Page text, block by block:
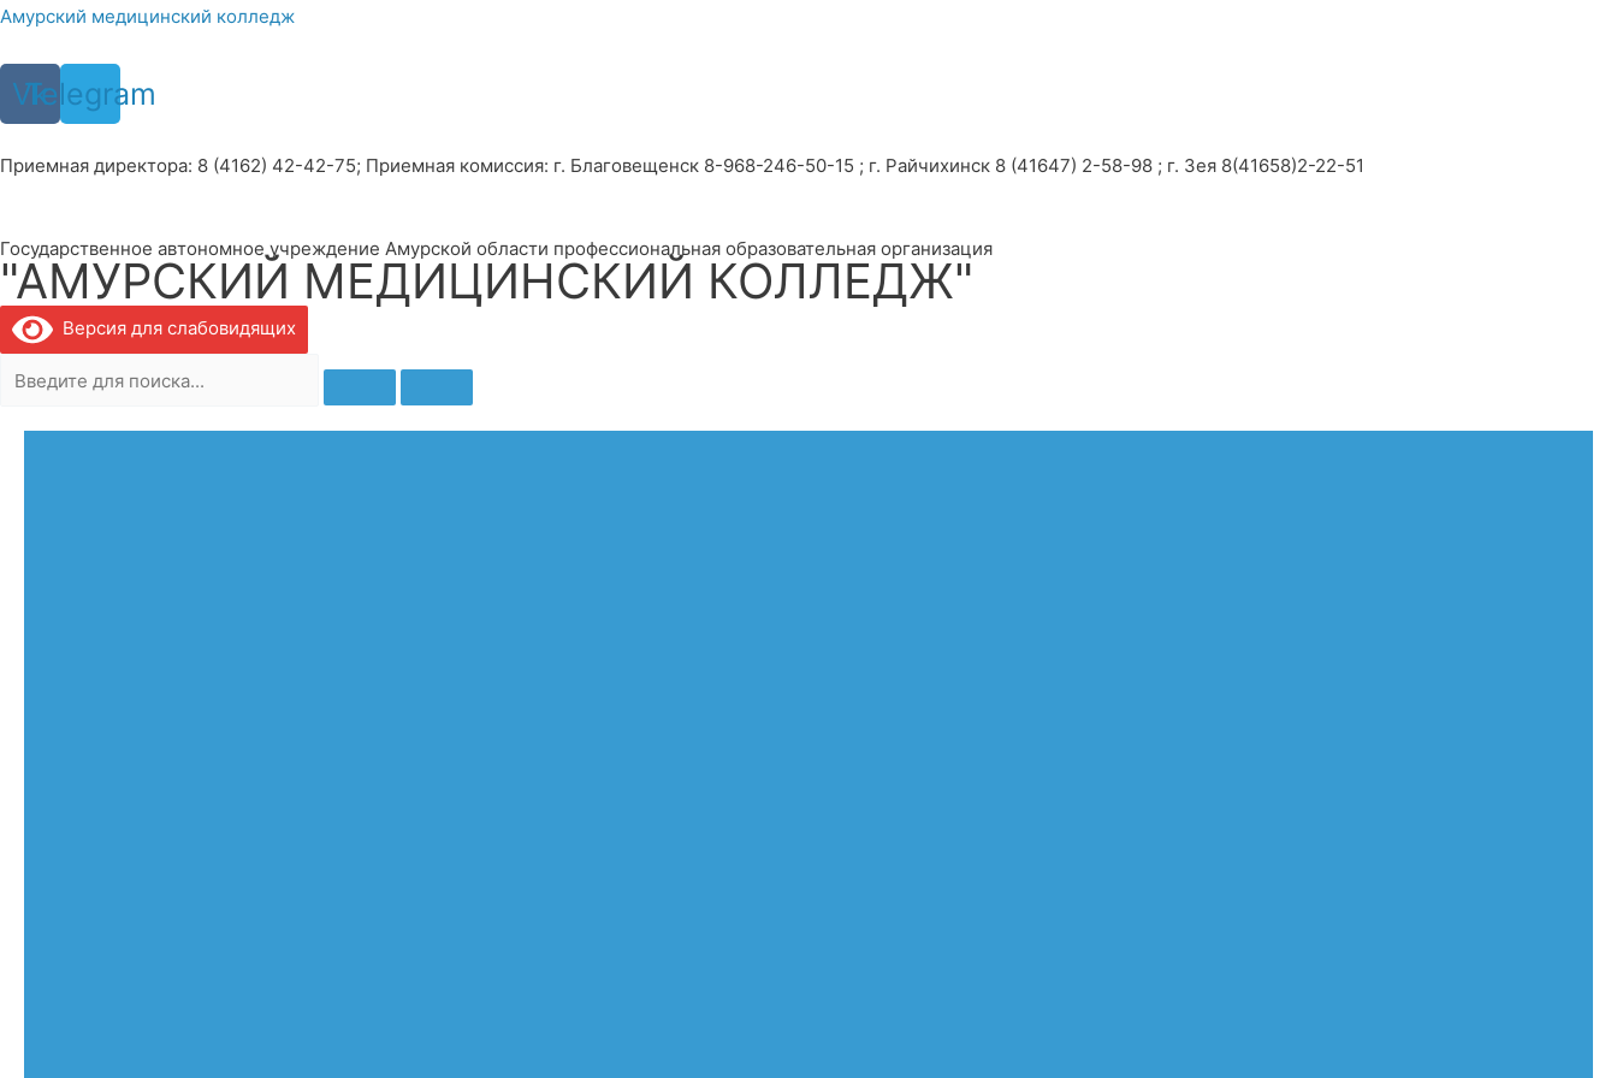
Перейти
содержимому
Амурский медицинский колледж
Vk
Telegram
Приемная директора: 8 (4162) 42-42-75; Приемная комиссия: г. Благовещенск 8-968-246-50-15 ; г. Райчихинск 8 (41647) 2-58-98 ; г. Зея 8(41658)2-22-51
Государственное автономное учреждение Амурской области профессиональная образовательная организация
"АМУРСКИЙ МЕДИЦИНСКИЙ КОЛЛЕДЖ"
Версия для слабовидящих